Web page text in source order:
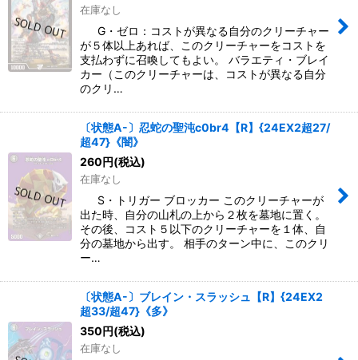
在庫なし
G・ゼロ：コストが異なる自分のクリーチャー
が５体以上あれば、このクリーチャーをコストを
支払わずに召喚してもよい。 バラエティ・ブレイ
カー（このクリーチャーは、コストが異なる自分
のクリ…
〔状態A-〕忍蛇の聖沌c0br4【R】{24EX2超27/
超47}《闇》
260円(税込)
在庫なし
S・トリガー ブロッカー このクリーチャーが
出た時、自分の山札の上から２枚を墓地に置く。
その後、コスト５以下のクリーチャーを１体、自
分の墓地から出す。 相手のターン中に、このクリ
ー…
〔状態A-〕ブレイン・スラッシュ【R】{24EX2
超33/超47}《多》
350円(税込)
在庫なし